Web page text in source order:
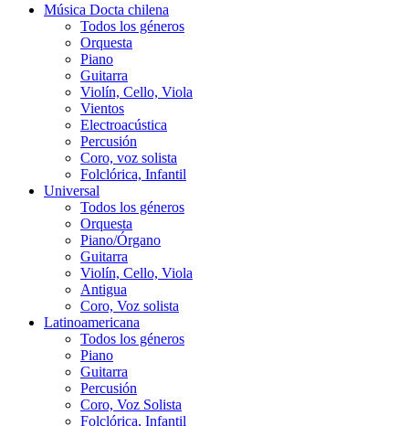
Música Docta chilena
Todos los géneros
Orquesta
Piano
Guitarra
Violín, Cello, Viola
Vientos
Electroacústica
Percusión
Coro, voz solista
Folclórica, Infantil
Universal
Todos los géneros
Orquesta
Piano/Órgano
Guitarra
Violín, Cello, Viola
Antigua
Coro, Voz solista
Latinoamericana
Todos los géneros
Piano
Guitarra
Percusión
Coro, Voz Solista
Folclórica, Infantil